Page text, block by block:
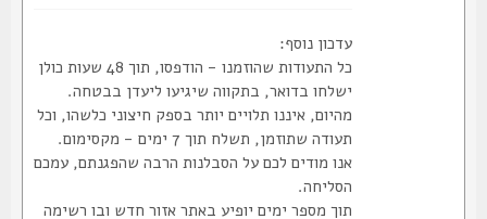
עדכון נוסף:
כל התעודות שהוזמנו - הודפסו, תוך 48 שעות כולן
ישלחו בדואר, בתקווה שיגיעו ליעדן בבטחה.
מהיום, איננו תלויים יותר בספק חיצוני כלשהו, וכל
תעודה שתוזמן, תשלח תוך 7 ימים - מקסימום.
אנו מודים לכם על הסבלנות הרבה שהפגנתם, עמכם
הסליחה.
תוך מספר ימים יופיע באתר אזור חדש ובו רשימה